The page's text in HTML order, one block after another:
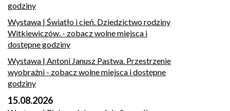
godziny
Wystawa | Światło i cień. Dziedzictwo rodziny
Witkiewiczów. - zobacz wolne miejsca i
dostępne godziny
Wystawa | Antoni Janusz Pastwa. Przestrzenie
wyobraźni - zobacz wolne miejsca i dostępne
godziny
15.08.2026